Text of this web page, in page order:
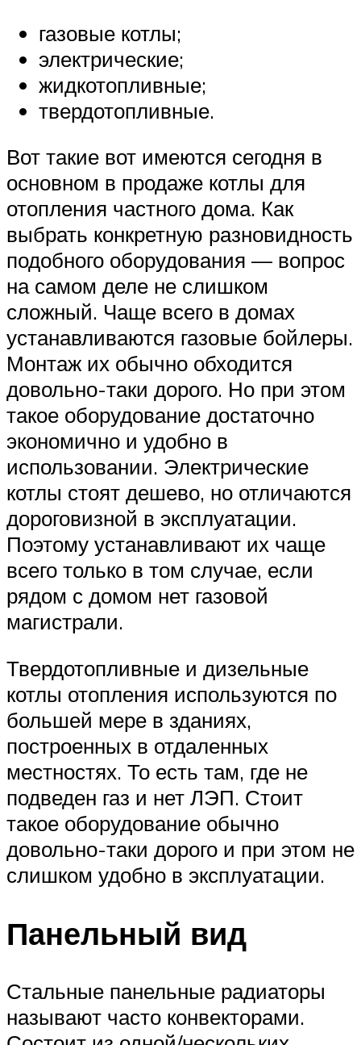
газовые котлы;
электрические;
жидкотопливные;
твердотопливные.
Вот такие вот имеются сегодня в
основном в продаже котлы для
отопления частного дома. Как
выбрать конкретную разновидность
подобного оборудования — вопрос
на самом деле не слишком
сложный. Чаще всего в домах
устанавливаются газовые бойлеры.
Монтаж их обычно обходится
довольно-таки дорого. Но при этом
такое оборудование достаточно
экономично и удобно в
использовании. Электрические
котлы стоят дешево, но отличаются
дороговизной в эксплуатации.
Поэтому устанавливают их чаще
всего только в том случае, если
рядом с домом нет газовой
магистрали.
Твердотопливные и дизельные
котлы отопления используются по
большей мере в зданиях,
построенных в отдаленных
местностях. То есть там, где не
подведен газ и нет ЛЭП. Стоит
такое оборудование обычно
довольно-таки дорого и при этом не
слишком удобно в эксплуатации.
Панельный вид
Стальные панельные радиаторы
называют часто конвекторами.